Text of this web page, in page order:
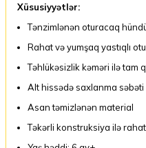
Xüsusiyyətlər:
Tənzimlənən oturacaq
Rahat və yumşaq yastıqlı
Təhlükəsizlik kəməri ilə tam
Alt hissədə saxlanma səbəti
Asan təmizlənən material
Təkərli konstruksiya ilə rahat